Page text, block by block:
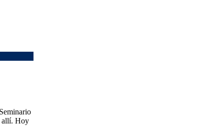
allí. Hoy